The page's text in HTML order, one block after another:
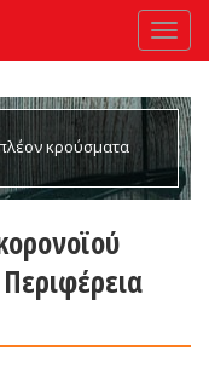
κρούσματα